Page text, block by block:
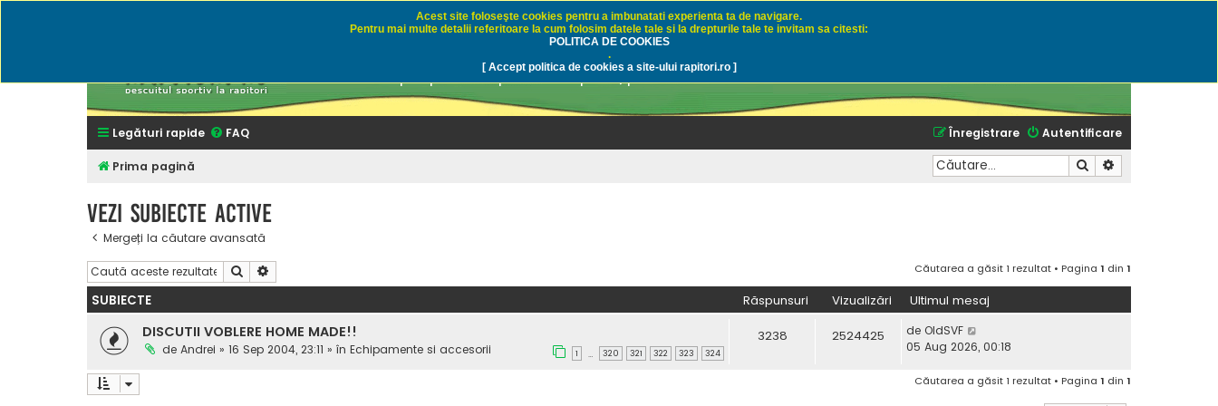
Rapitori.ro - Pescuit sportiv
Discutii despre pescuit sportiv la rapitori, pescuitul cu naluci sau momeli naturale
Legături rapide FAQ Autentificare
Înregistrare
Prima pagină Căutare
Vezi subiecte active
Mergeți la căutare avansată
Căutare Căutarea a găsit 1 rezultat • Pagina 1 din 1
SUBIECTE Răspunsuri Vizualizări Ultimul mesaj
DISCUTII VOBLERE HOME MADE!!
de Andrei » 16 Sep 2004, 23:11 » în Echipamente si accesorii 1 … 320 321 322 323 324
3238 2524425 de OldSVF
05 Aug 2026, 00:18
Căutarea a găsit 1 rezultat • Pagina 1 din 1
Acest site foloseşte cookies pentru a imbunatati experienta ta de navigare.
Pentru mai multe detalii referitoare la cum folosim datele tale si la drepturile tale te invitam sa citesti:
POLITICA DE COOKIES
.
[ Accept politica de cookies a site-ului rapitori.ro ]